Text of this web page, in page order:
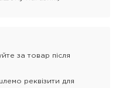
за товар після
реквізити для